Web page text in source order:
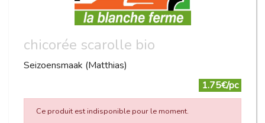
chicorée scarolle bio
Seizoensmaak (Matthias)
1.75€/pc
Ce produit est indisponible pour le moment.